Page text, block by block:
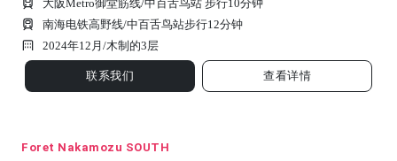
大阪Metro御堂筋线/中百舌鸟站 步行10分钟
南海电铁高野线/中百舌鸟站步行12分钟
2024年12月/木制的3 层
联系我们 查看详情
Foret Nakamozu SOUTH